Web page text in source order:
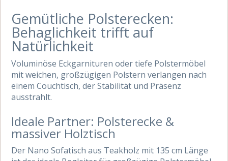
Gemütliche Polsterecken:
Behaglichkeit trifft auf
Natürlichkeit
Voluminöse Eckgarnituren oder tiefe Polstermöbel
mit weichen, großzügigen Polstern verlangen nach
einem Couchtisch, der Stabilität und Präsenz
ausstrahlt.
Ideale Partner: Polsterecke &
massiver Holztisch
Der Nano Sofatisch aus Teakholz mit 135 cm Länge